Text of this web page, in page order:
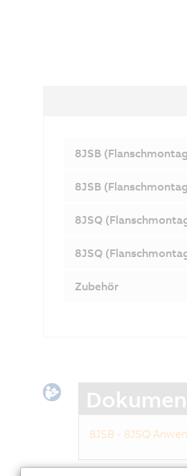
8JSB
8JSB
8JSQ
8JSQ
Zubehör
8JSB - 8JSQ